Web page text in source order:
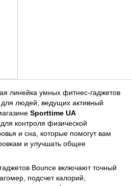
линейка умных фитнес-гаджетов
для людей, ведущих активный
Sporttime UA
контроля физической
и сна, которые помогут вам
и улучшать общее
Bounce включают точный
подсчет калорий,